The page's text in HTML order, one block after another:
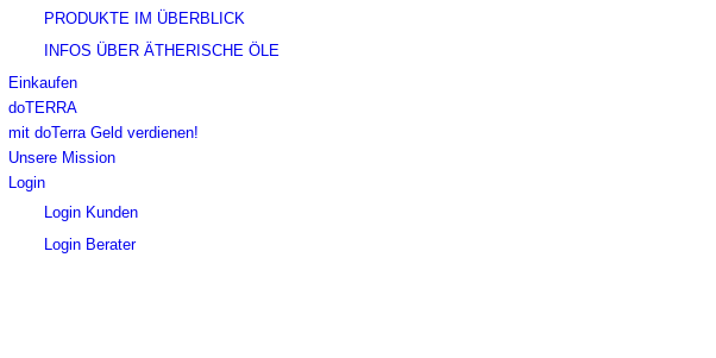
PRODUKTE IM ÜBERBLICK
INFOS ÜBER ÄTHERISCHE ÖLE
Einkaufen
doTERRA
mit doTerra Geld verdienen!
Unsere Mission
Login
Login Kunden
Login Berater